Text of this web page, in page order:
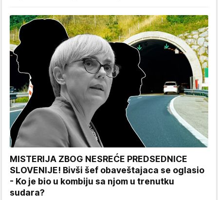
MISTERIJA ZBOG NESREĆE PREDSEDNICE
SLOVENIJE! Bivši šef obaveštajaca se oglasio
- Ko je bio u kombiju sa njom u trenutku
sudara?